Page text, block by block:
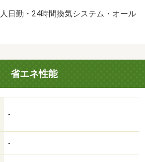
日勤・24時間換気システム・オール
省エネ性能
-
-